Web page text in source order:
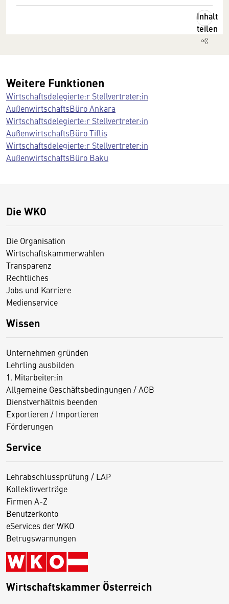
Inhalt
teilen
Weitere Funktionen
Wirtschaftsdelegierte:r Stellvertreter:in
AußenwirtschaftsBüro Ankara
Wirtschaftsdelegierte:r Stellvertreter:in
AußenwirtschaftsBüro Tiflis
Wirtschaftsdelegierte:r Stellvertreter:in
AußenwirtschaftsBüro Baku
Die WKO
Die Organisation
Wirtschaftskammerwahlen
Transparenz
Rechtliches
Jobs und Karriere
Medienservice
Wissen
Unternehmen gründen
Lehrling ausbilden
1. Mitarbeiter:in
Allgemeine Geschäftsbedingungen / AGB
Dienstverhältnis beenden
Exportieren / Importieren
Förderungen
Service
Lehrabschlussprüfung / LAP
Kollektivverträge
Firmen A-Z
Benutzerkonto
eServices der WKO
Betrugswarnungen
Wirtschaftskammer Österreich